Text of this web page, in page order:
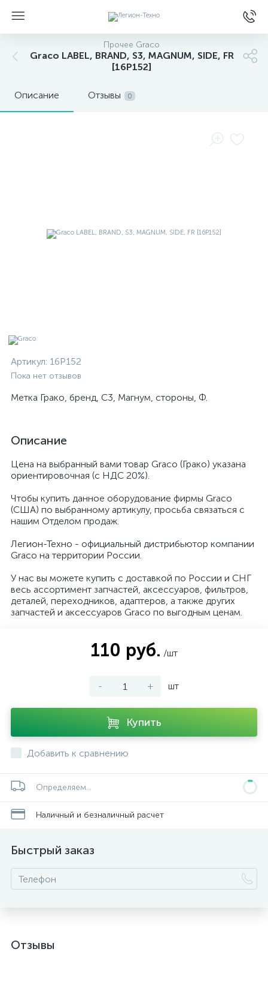
Прочее Graco
Graco LABEL, BRAND, S3, MAGNUM, SIDE, FR
[16P152]
Описание Отзывы 0
Артикул: 16P152
Пока нет отзывов
Метка Грако, бренд, С3, Магнум, стороны, Ф.
Описание
Цена на выбранный вами товар Graco (Грако) указана
ориентировочная (с НДС 20%).
Чтобы купить данное оборудование фирмы Graco
(США) по выбранному артикулу, просьба связаться с
нашим Отделом продаж.
Легион-Техно - официальный дистрибьютор компании
Graco на территории России.
У нас вы можете купить с доставкой по России и СНГ
весь ассортимент запчастей, аксессуаров, фильтров,
деталей, переходников, адаптеров, а также других
запчастей и аксессуаров Graco по выгодным ценам.
110 руб. /шт
- + шт
Купить
Добавить к сравнению
Определяем...
Наличный и безналичный расчет
Быстрый заказ
Отзывы